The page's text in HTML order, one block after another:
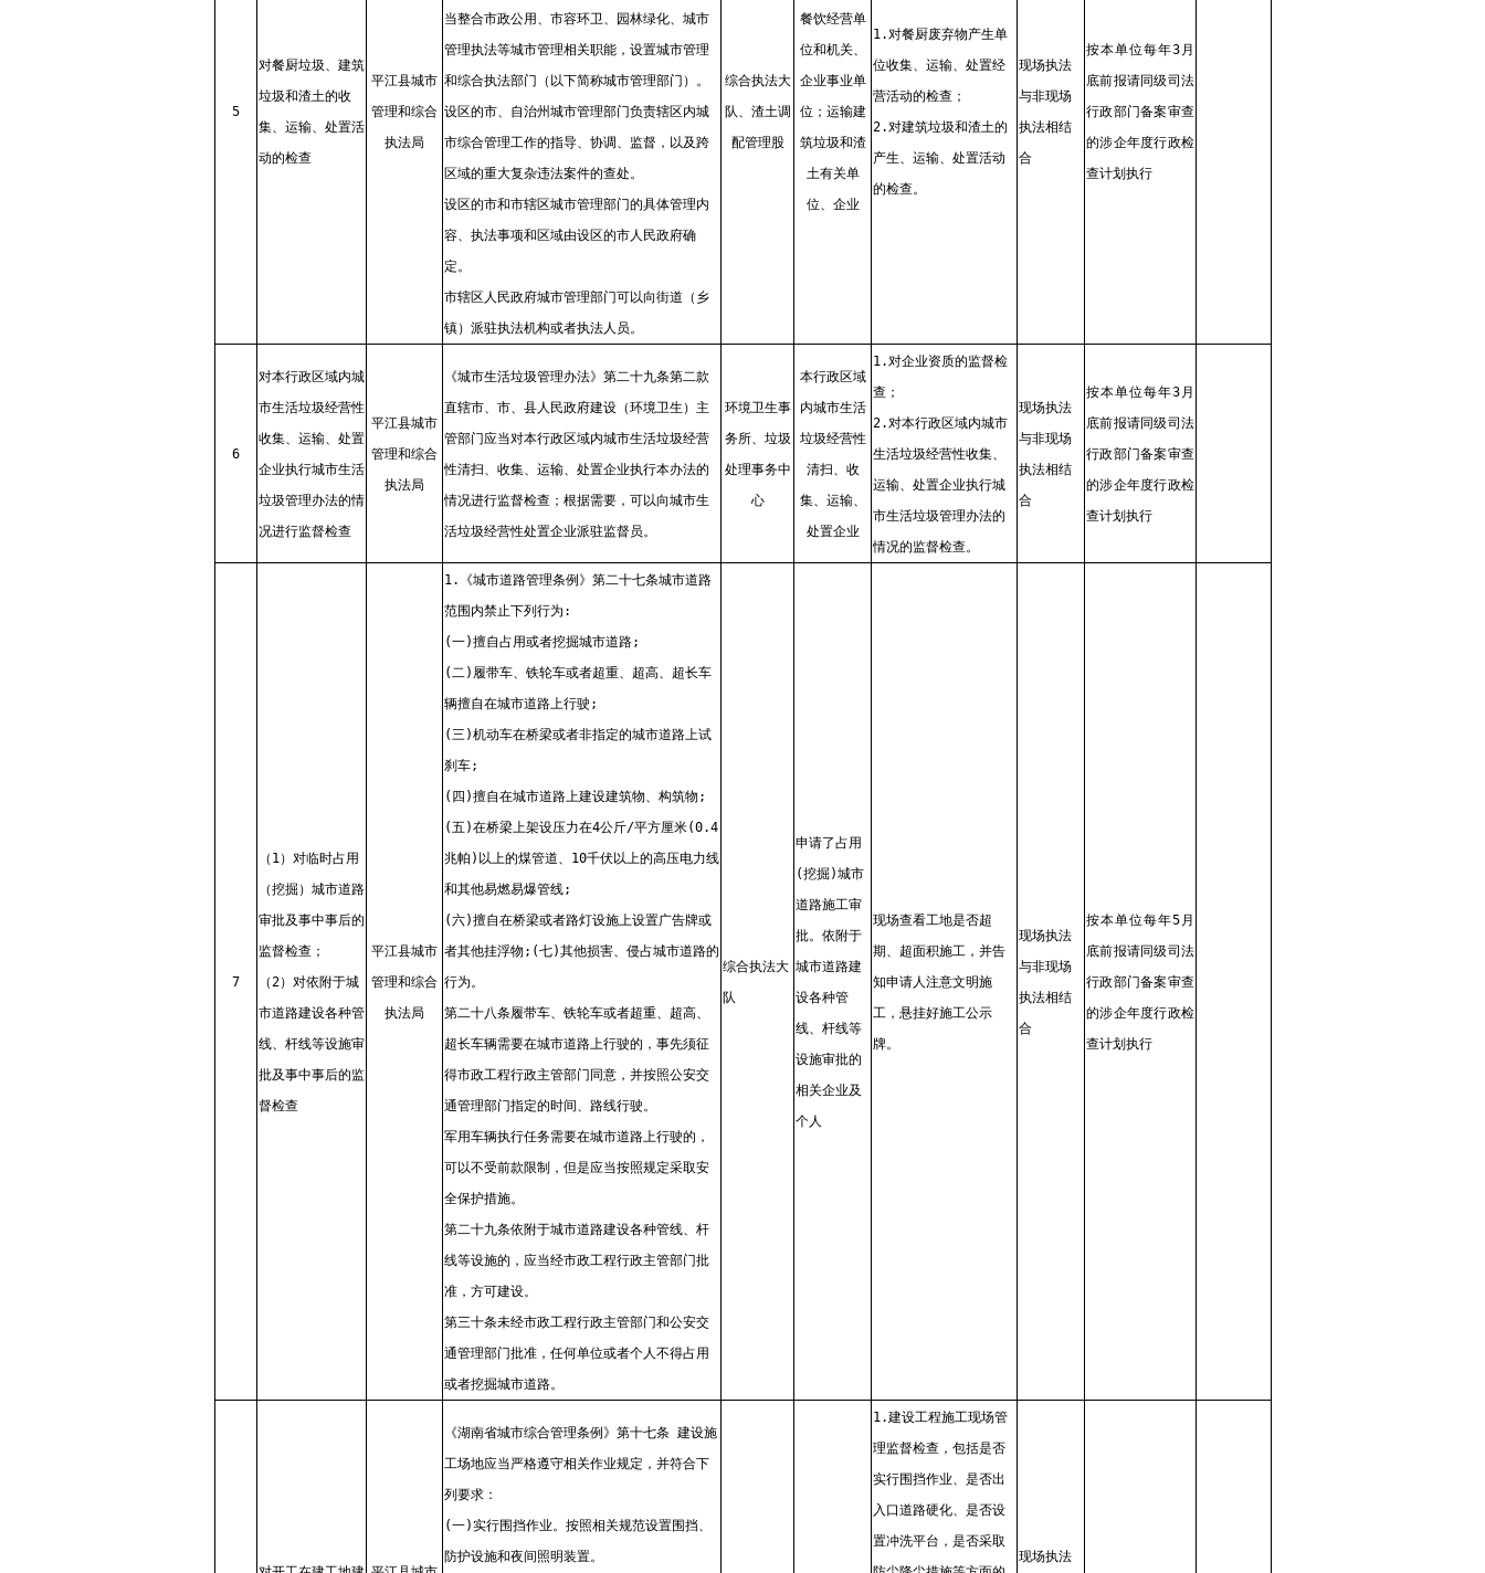
5
对餐厨垃圾、建筑
垃圾和渣土的收
集、运输、处置活
动的检查
平江县城市
管理和综合
执法局
当整合市政公用、市容环卫、园林绿化、城市
管理执法等城市管理相关职能，设置城市管理
和综合执法部门（以下简称城市管理部门）。
设区的市、自治州城市管理部门负责辖区内城
市综合管理工作的指导、协调、监督，以及跨
区域的重大复杂违法案件的查处。
设区的市和市辖区城市管理部门的具体管理内
容、执法事项和区域由设区的市人民政府确
定。
市辖区人民政府城市管理部门可以向街道（乡
镇）派驻执法机构或者执法人员。
综合执法大
队、渣土调
配管理股
餐饮经营单
位和机关、
企业事业单
位；运输建
筑垃圾和渣
土有关单
位、企业
1.对餐厨废弃物产生单
位收集、运输、处置经
营活动的检查；
2.对建筑垃圾和渣土的
产生、运输、处置活动
的检查。
现场执法
与非现场
执法相结
合
按本单位每年3月
底前报请同级司法
行政部门备案审查
的涉企年度行政检
查计划执行
6
对本行政区域内城
市生活垃圾经营性
收集、运输、处置
企业执行城市生活
垃圾管理办法的情
况进行监督检查
平江县城市
管理和综合
执法局
《城市生活垃圾管理办法》第二十九条第二款
直辖市、市、县人民政府建设（环境卫生）主
管部门应当对本行政区域内城市生活垃圾经营
性清扫、收集、运输、处置企业执行本办法的
情况进行监督检查；根据需要，可以向城市生
活垃圾经营性处置企业派驻监督员。
环境卫生事
务所、垃圾
处理事务中
心
本行政区域
内城市生活
垃圾经营性
清扫、收
集、运输、
处置企业
1.对企业资质的监督检
查；
2.对本行政区域内城市
生活垃圾经营性收集、
运输、处置企业执行城
市生活垃圾管理办法的
情况的监督检查。
现场执法
与非现场
执法相结
合
按本单位每年3月
底前报请同级司法
行政部门备案审查
的涉企年度行政检
查计划执行
7
（1）对临时占用
（挖掘）城市道路
审批及事中事后的
监督检查；
（2）对依附于城
市道路建设各种管
线、杆线等设施审
批及事中事后的监
督检查
平江县城市
管理和综合
执法局
1.《城市道路管理条例》第二十七条城市道路
范围内禁止下列行为:
(一)擅自占用或者挖掘城市道路;
(二)履带车、铁轮车或者超重、超高、超长车
辆擅自在城市道路上行驶;
(三)机动车在桥梁或者非指定的城市道路上试
刹车;
(四)擅自在城市道路上建设建筑物、构筑物;
(五)在桥梁上架设压力在4公斤/平方厘米(0.4
兆帕)以上的煤管道、10千伏以上的高压电力线
和其他易燃易爆管线;
(六)擅自在桥梁或者路灯设施上设置广告牌或
者其他挂浮物;(七)其他损害、侵占城市道路的
行为。
第二十八条履带车、铁轮车或者超重、超高、
超长车辆需要在城市道路上行驶的，事先须征
得市政工程行政主管部门同意，并按照公安交
通管理部门指定的时间、路线行驶。
军用车辆执行任务需要在城市道路上行驶的，
可以不受前款限制，但是应当按照规定采取安
全保护措施。
第二十九条依附于城市道路建设各种管线、杆
线等设施的，应当经市政工程行政主管部门批
准，方可建设。
第三十条未经市政工程行政主管部门和公安交
通管理部门批准，任何单位或者个人不得占用
或者挖掘城市道路。
综合执法大
队
申请了占用
(挖掘)城市
道路施工审
批。依附于
城市道路建
设各种管
线、杆线等
设施审批的
相关企业及
个人
现场查看工地是否超
期、超面积施工，并告
知申请人注意文明施
工，悬挂好施工公示
牌。
现场执法
与非现场
执法相结
合
按本单位每年5月
底前报请同级司法
行政部门备案审查
的涉企年度行政检
查计划执行
《湖南省城市综合管理条例》第十七条 建设施
工场地应当严格遵守相关作业规定，并符合下
列要求：
(一)实行围挡作业。按照相关规范设置围挡、
防护设施和夜间照明装置。
1.建设工程施工现场管
理监督检查，包括是否
实行围挡作业、是否出
入口道路硬化、是否设
置冲洗平台，是否采取
现场执法